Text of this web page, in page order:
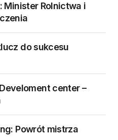
Minister Rolnictwa i
do sukcesu
Powrót mistrza